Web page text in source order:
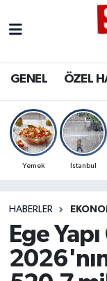
GENEL ÖZEL
Yemek İstanbul
HABERLER
Ege
OSMANİYE
MAGAZİN
SPOR
RESMİ
Osmaniye
Osmaniye
Süper Lig
Son Dakika
Haber Arşivi